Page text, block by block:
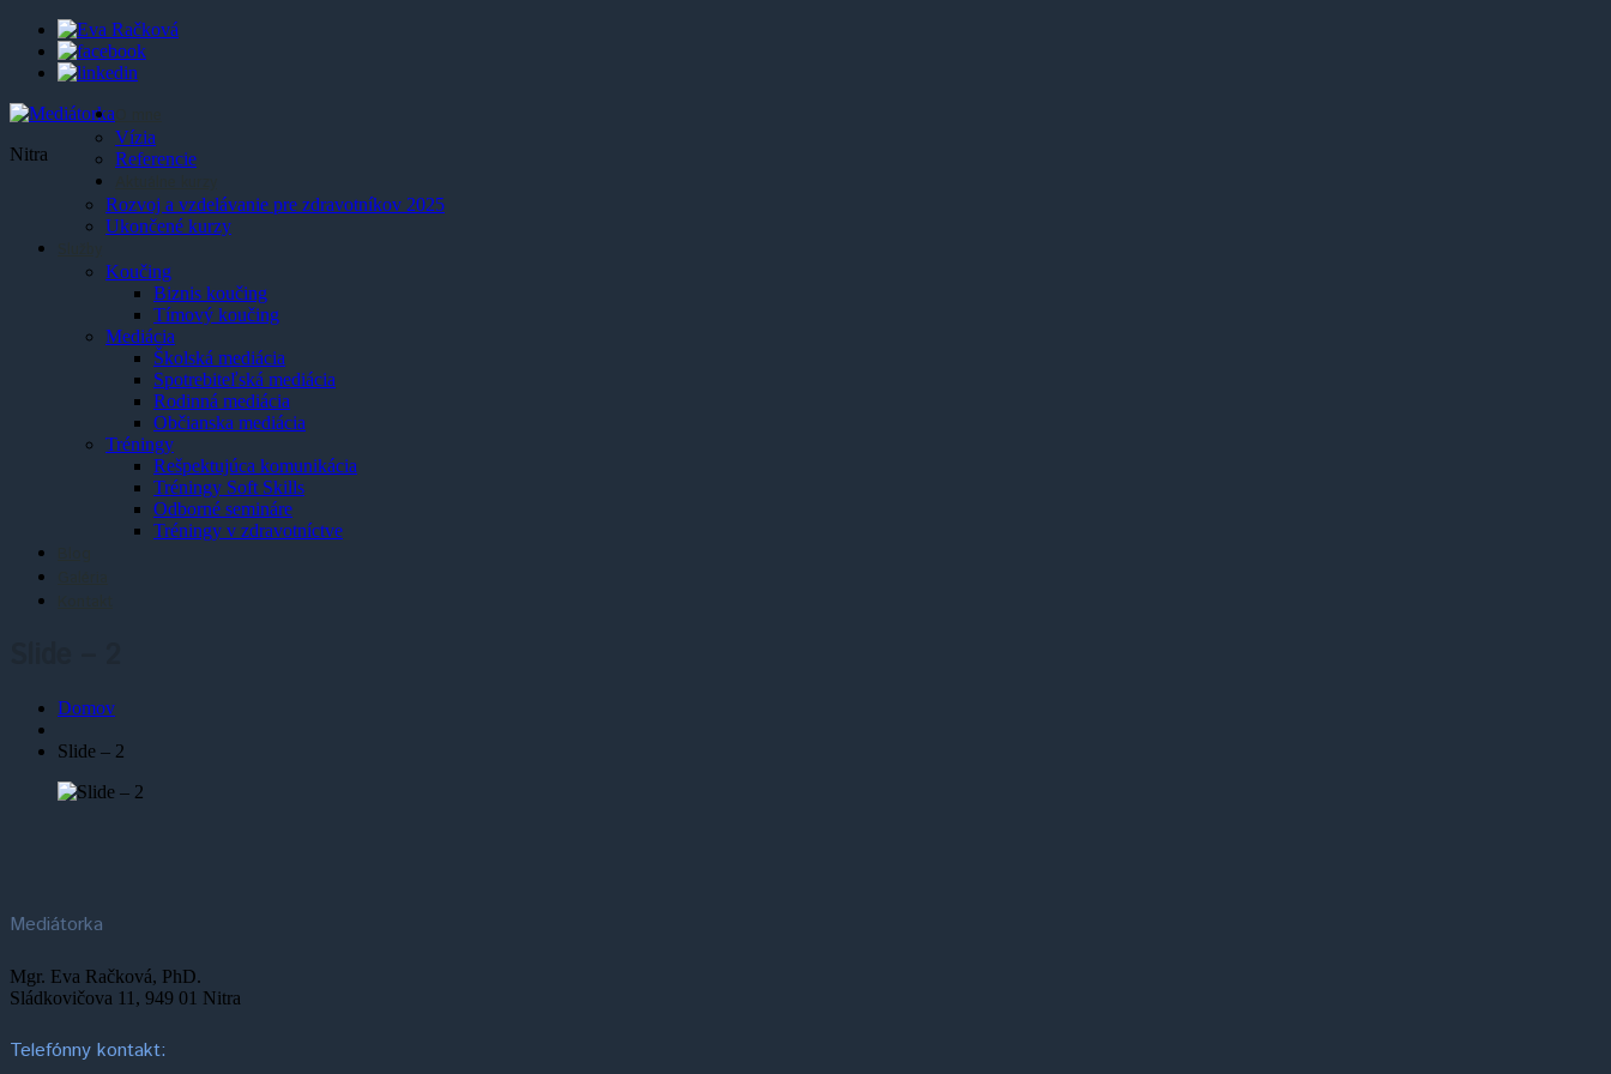
Nitra
Vízia
Referencie
Rozvoj a vzdelávanie pre zdravotníkov 2025
Ukončené kurzy
Koučing
Biznis koučing
Tímový koučing
Mediácia
Školská mediácia
Spotrebiteľská mediácia
Rodinná mediácia
Občianska mediácia
Tréningy
Rešpektujúca komunikácia
Tréningy Soft Skills
Odborné semináre
Tréningy v zdravotníctve
Domov
Slide – 2
Mediátorka
Mgr. Eva Račková, PhD.
Sládkovičova 11, 949 01 Nitra
Telefónny kontakt: